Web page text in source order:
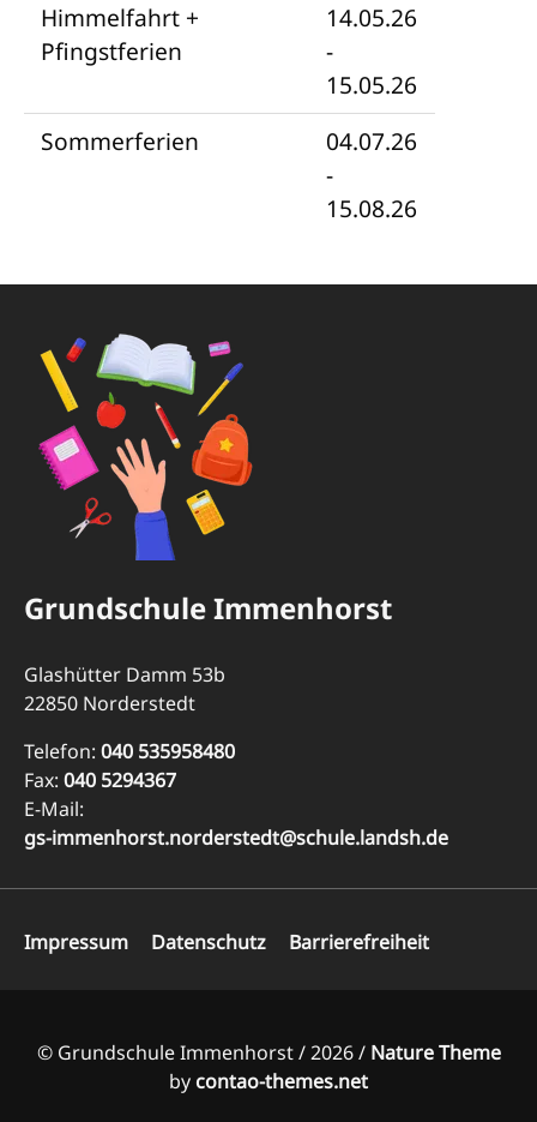
Himmelfahrt +
Pfingstferien
14.05.26
-
15.05.26
Sommerferien
04.07.26
-
15.08.26
Grundschule Immenhorst
Glashütter Damm 53b
22850 Norderstedt
Telefon: 040 535958480
Fax: 040 5294367
E-Mail:
gs-immenhorst.norderstedt@schule.landsh.de
überspringen
Impressum Datenschutz Barrierefreiheit
© Grundschule Immenhorst / 2026 / Nature Theme
by contao-themes.net